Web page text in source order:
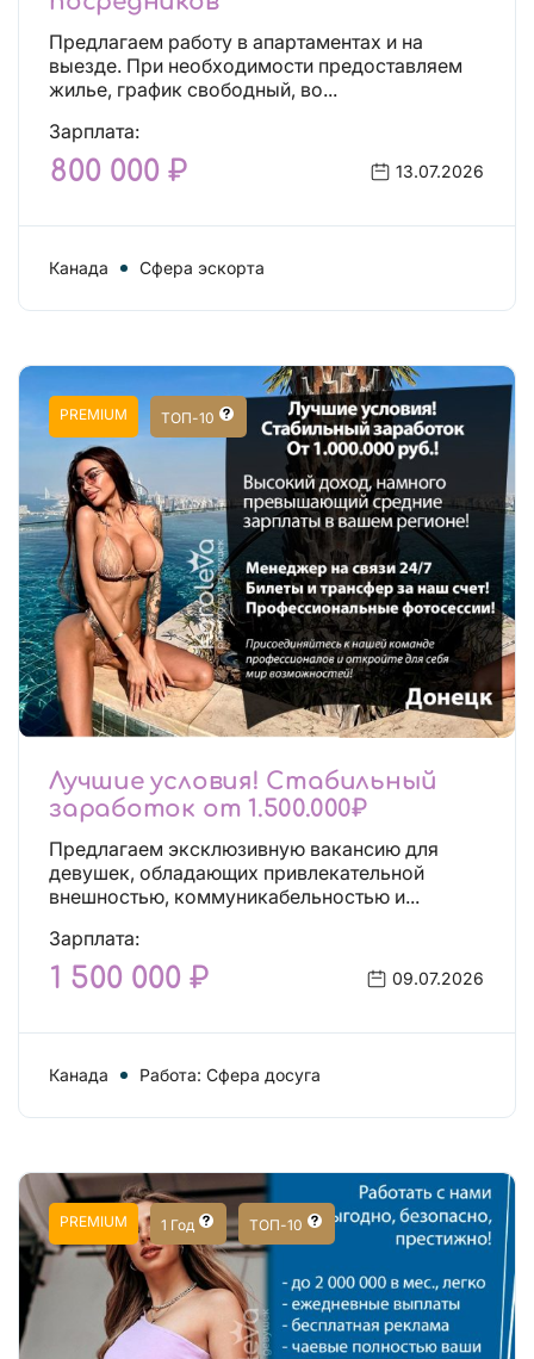
Предлагаем работу в апартаментах и на
выезде. При необходимости предоставляем
жилье, график свободный, во...
Зарплата:
800 000 ₽ 13.07.2026
Канада Сфера эскорта
PREMIUM ТОП-10
Лучшие условия! Стабильный
заработок от 1.500.000₽
Предлагаем эксклюзивную вакансию для
девушек, обладающих привлекательной
внешностью, коммуникабельностью и...
Зарплата:
1 500 000 ₽ 09.07.2026
Канада Работа: Сфера досуга
PREMIUM 1 Год ТОП-10